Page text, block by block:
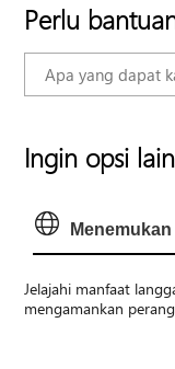
Perlu
Ingin opsi
Menemukan
Jelajahi manfaat
mengamankan